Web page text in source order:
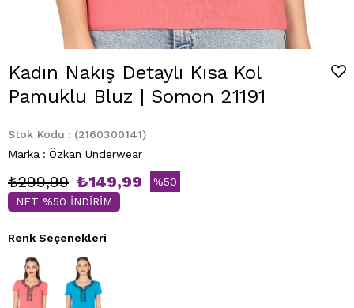
Kadın Nakış Detaylı Kısa Kol
Pamuklu Bluz | Somon 21191
Stok Kodu
(2160300141)
Marka : Özkan Underwear
₺299,99 ₺149,99 %50
NET %50 İNDİRİM
Renk Seçenekleri